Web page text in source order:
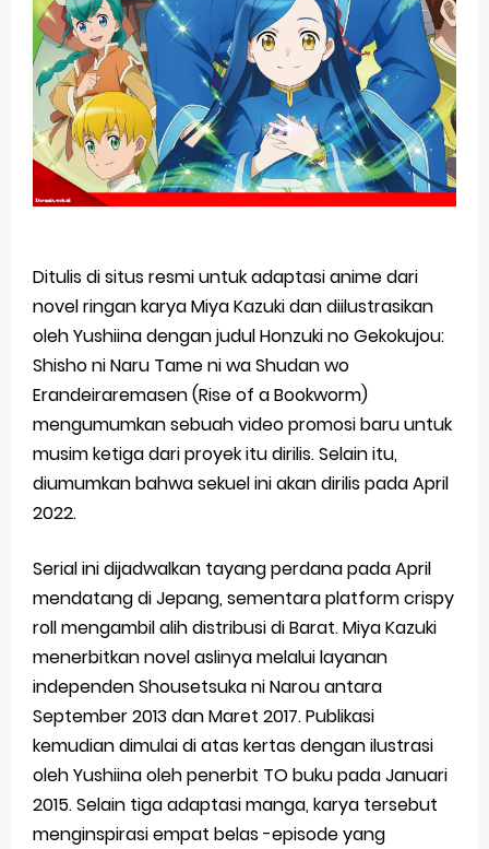
The Case Book of Arne Reveals New Visual and Trailer
Cosmic Princess Kaguya! Upcoming Netflix Feature Anime
Made in Abyss: Mezameru Shinpi Anime Fall 2026
Ichijyoma Mankitsu Gurashi TV Anime Reveals Teaser
Thursday, 6 August
Ditulis di situs resmi untuk adaptasi anime dari
novel ringan karya Miya Kazuki dan diilustrasikan
oleh Yushiina dengan judul Honzuki no Gekokujou:
Shisho ni Naru Tame ni wa Shudan wo
Erandeiraremasen (Rise of a Bookworm)
mengumumkan sebuah video promosi baru untuk
musim ketiga dari proyek itu dirilis. Selain itu,
diumumkan bahwa sekuel ini akan dirilis pada April
2022.
Serial ini dijadwalkan tayang perdana pada April
mendatang di Jepang, sementara platform crispy
roll mengambil alih distribusi di Barat. Miya Kazuki
menerbitkan novel aslinya melalui layanan
independen Shousetsuka ni Narou antara
September 2013 dan Maret 2017. Publikasi
kemudian dimulai di atas kertas dengan ilustrasi
oleh Yushiina oleh penerbit TO buku pada Januari
2015. Selain tiga adaptasi manga, karya tersebut
menginspirasi empat belas -episode yang